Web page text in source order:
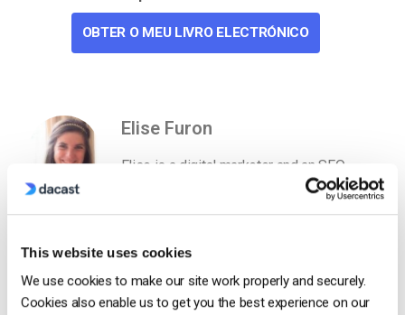
This website uses cookies
We use cookies to make our site work properly and securely.
Cookies also enable us to get you the best experience on our
OBTER O MEU LIVRO ELECTRÓNICO
Elise Furon
Elise is a digital marketer and an SEO
expert. In 2019, she obtained the Google